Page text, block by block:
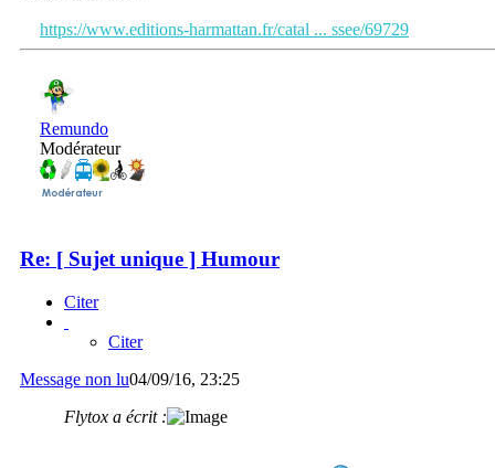
https://www.editions-harmattan.fr/catal ... ssee/69729
Remundo
Modérateur
Re: [ Sujet unique ] Humour
Citer
Citer
Message non lu04/09/16, 23:25
Flytox a écrit :